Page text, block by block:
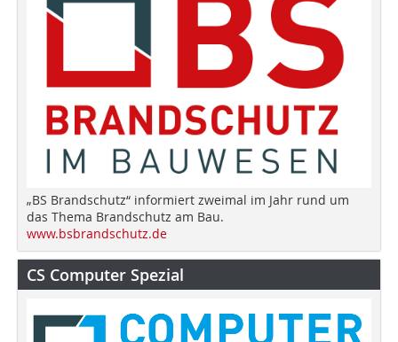
„BS Brandschutz“ informiert zweimal im Jahr rund um
das Thema Brandschutz am Bau.
www.bsbrandschutz.de
CS Computer Spezial